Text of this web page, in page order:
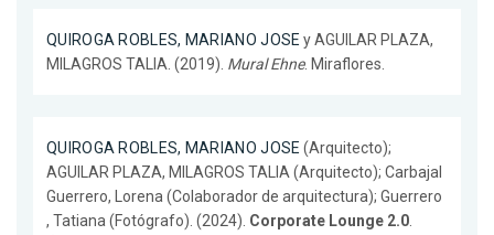
QUIROGA ROBLES, MARIANO JOSE y AGUILAR PLAZA,
MILAGROS TALIA. (2019). Mural Ehne. Miraflores.
QUIROGA ROBLES, MARIANO JOSE (Arquitecto);
AGUILAR PLAZA, MILAGROS TALIA (Arquitecto); Carbajal
Guerrero, Lorena (Colaborador de arquitectura); Guerrero
, Tatiana (Fotógrafo). (2024). Corporate Lounge 2.0.